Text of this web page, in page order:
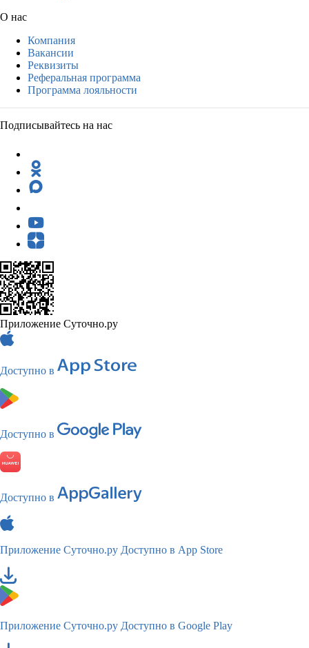
О нас
Компания
Вакансии
Реквизиты
Реферальная программа
Программа лояльности
Подписывайтесь на нас
Приложение Суточно.ру
Доступно в
Доступно в
Доступно в
Приложение Суточно.ру Доступно в App Store
Приложение Суточно.ру Доступно в Google Play